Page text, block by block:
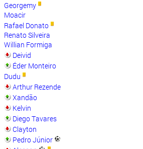
Georgemy
Moacir
Rafael Donato
Renato Silveira
Willian Formiga
Deivid
Éder Monteiro
Dudu
Arthur Rezende
Xandão
Kelvin
Diego Tavares
Clayton
Pedro Júnior